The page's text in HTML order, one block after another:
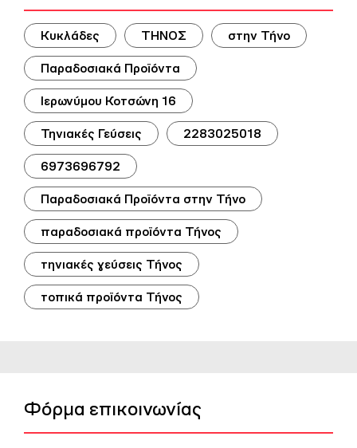
Κυκλάδες ΤΗΝΟΣ στην Τήνο
Παραδοσιακά Προϊόντα
Ιερωνύμου Κοτσώνη 16
Τηνιακές Γεύσεις 2283025018
6973696792
Παραδοσιακά Προϊόντα στην Τήνο
παραδοσιακά προϊόντα Τήνος
τηνιακές γεύσεις Τήνος
τοπικά προϊόντα Τήνος
Φόρμα επικοινωνίας